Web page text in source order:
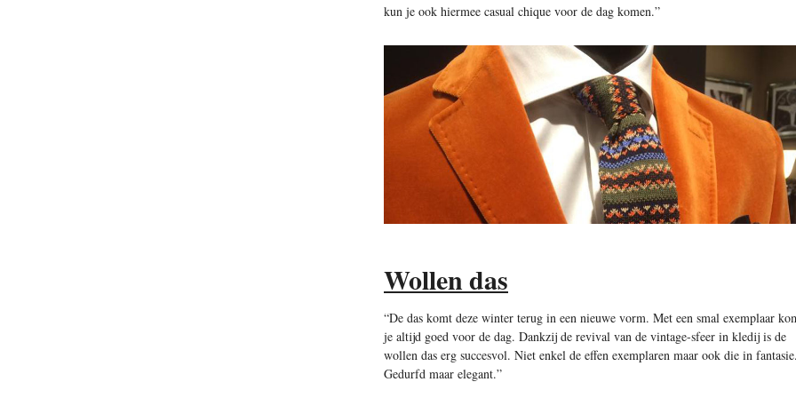
kun je ook hiermee casual chique voor de dag komen.”
Wollen das
“De das komt deze winter terug in een nieuwe vorm. Met een smal exemplaar
je altijd goed voor de dag. Dankzij de revival van de vintage-sfeer in kledij is de
wollen das erg succesvol. Niet enkel de effen exemplaren maar ook die in
Gedurfd maar elegant.”